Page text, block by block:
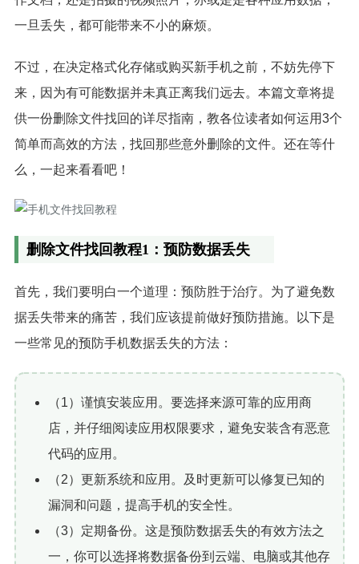
一旦丢失，都可能带来不小的麻烦。
不过，在决定格式化存储或购买新手机之前，不妨先停下
来，因为有可能数据并未真正离我们远去。本篇文章将提
供一份删除文件找回的详尽指南，教各位读者如何运用3个
简单而高效的方法，找回那些意外删除的文件。还在等什
么，一起来看看吧！
删除文件找回教程1：预防数据丢失
首先，我们要明白一个道理：预防胜于治疗。为了避免数
据丢失带来的痛苦，我们应该提前做好预防措施。以下是
一些常见的预防手机数据丢失的方法：
（1）谨慎安装应用。要选择来源可靠的应用商
店，并仔细阅读应用权限要求，避免安装含有恶意
代码的应用。
（2）更新系统和应用。及时更新可以修复已知的
漏洞和问题，提高手机的安全性。
（3）定期备份。这是预防数据丢失的有效方法之
一，你可以选择将数据备份到云端、电脑或其他存